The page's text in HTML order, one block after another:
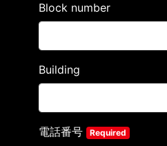
Block number
Building
電話番号 Required